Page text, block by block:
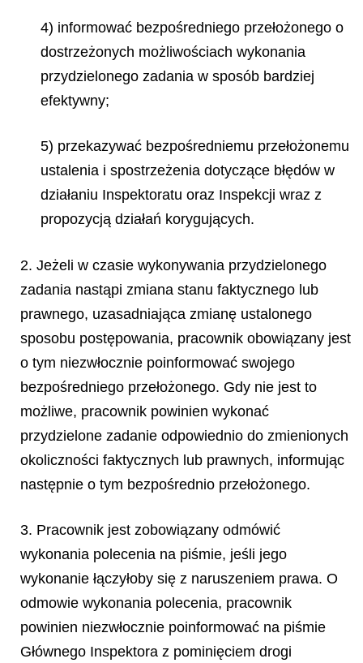
4) informować bezpośredniego przełożonego o
dostrzeżonych możliwościach wykonania
przydzielonego zadania w sposób bardziej
efektywny;
5) przekazywać bezpośredniemu przełożonemu
ustalenia i spostrzeżenia dotyczące błędów w
działaniu Inspektoratu oraz Inspekcji wraz z
propozycją działań korygujących.
2. Jeżeli w czasie wykonywania przydzielonego
zadania nastąpi zmiana stanu faktycznego lub
prawnego, uzasadniająca zmianę ustalonego
sposobu postępowania, pracownik obowiązany jest
o tym niezwłocznie poinformować swojego
bezpośredniego przełożonego. Gdy nie jest to
możliwe, pracownik powinien wykonać
przydzielone zadanie odpowiednio do zmienionych
okoliczności faktycznych lub prawnych, informując
następnie o tym bezpośrednio przełożonego.
3. Pracownik jest zobowiązany odmówić
wykonania polecenia na piśmie, jeśli jego
wykonanie łączyłoby się z naruszeniem prawa. O
odmowie wykonania polecenia, pracownik
powinien niezwłocznie poinformować na piśmie
Głównego Inspektora z pominięciem drogi